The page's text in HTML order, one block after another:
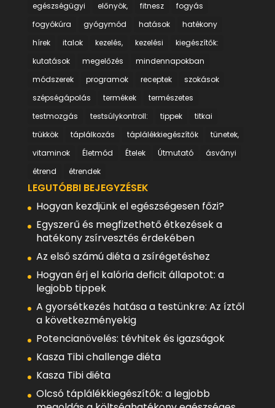
egészségügyi
előnyök, fitnesz
fogyás
fogyókúra
gyógymód hatások
hatékony
hírek
italok kezelés, kezelési
kiegészítők:
kutatások
megelőzés
mindennapokban
módszerek
programok receptek
szokások
szépségápolás
termékek
természetes
testmozgás
testsúlykontroll: tippek
titkai
trükkök
táplálkozás táplálékkiegészítők
tünetek,
vitaminok
Életmód Ételek Útmutató
ásványi
étrend
étrendek
LEGUTÓBBI BEJEGYZÉSEK
Hogyan kezdjünk el egészségesen főzi?
Egyszerű és megfizethető étkezések a
hatékony zsírvesztés érdekében
Az első számú diéta a zsírégetéshez
Hogyan érj el kalória deficit állapotot: a
legjobb tippek
A gyorsétkezés hatása a testünkre: Az íztől
a következményekig
Potencianövelés: tévhitek és igazságok
Kasza Tibi challenge diéta
Kasza Tibi diéta
Olcsó táplálékkiegészítők: a legjobb